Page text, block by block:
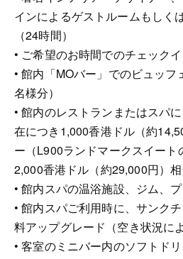
インによるゲストルームもしく
（24時間）
• ご希望のお時間でのチェック
• 館内「MOバー」でのビュッ
名様分）
• 館内のレストランまたはスパ
在につき1,000香港ドル（約
ー（L900ランドマークスイート
2,000香港ドル（約29,000円）相
• 館内スパの温浴施設、ジム、
• 館内スパご利用時に、サンク
料アップグレード（空き状況に
• 客室のミニバー内のソフトド